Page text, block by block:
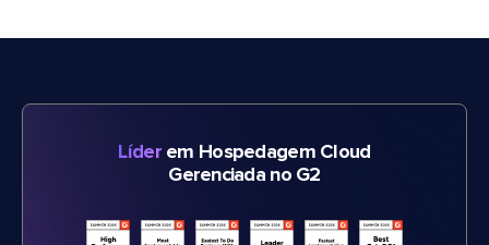
Líderem Hospedagem Cloud
Gerenciada no G2